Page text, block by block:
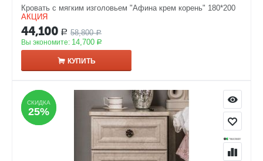
Кровать с мягким изголовьем "Афина крем корень" 180*200
АКЦИЯ
44,100 Р 58,800 Р
Вы экономите: 14,700 Р
КУПИТЬ
СКИДКА
25%
СКИДКА
25%